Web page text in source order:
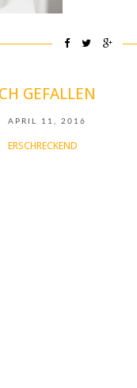
GEFALLEN
APRIL 11, 2016
ERSCHRECKEND